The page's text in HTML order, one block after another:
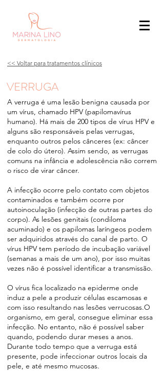
VERRUGA
A verruga é uma lesão benigna causada por
um vírus, chamado HPV (papilomavírus
humano). Há mais de 200 tipos de vírus HPV e
alguns são responsáveis pelas verrugas,
enquanto outros pelos cânceres (ex: câncer
de colo do útero). Assim sendo, as verrugas
comuns na infância e adolescência não correm
o risco de virar câncer.
A infecção ocorre pelo contato com objetos
contaminados e também ocorre por
autoinoculação (infecção de outras partes do
corpo). As lesões genitais (condiloma
acuminado) e os papilomas laríngeos podem
ser adquiridos através do canal de parto. O
vírus HPV tem período de incubação variável
(semanas a mais de um ano), por isso muitas
vezes não é possível identificar a transmissão.
O vírus fica localizado na epiderme onde
induz a pele a produzir células escamosas e
com isso resultando nas lesões verrucosas.O
organismo, em geral, consegue eliminar essa
infecção. No entanto, não é possível saber
quando, podendo durar meses a anos.
Durante todo tempo que a verruga está
presente, pode infeccionar outros locais da
pele, e até mesmo mucosas.
<< Voltar para tratamentos clínicos